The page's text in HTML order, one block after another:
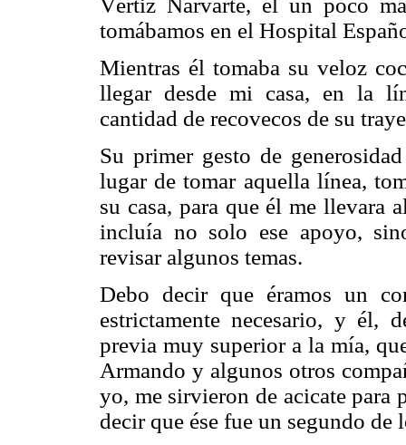
tomábamos en el Hospital
Mientras él tomaba su veloz
llegar desde mi casa, en la
cantidad de recovecos de su
Su primer gesto de
lugar de tomar aquella línea,
su casa, para que él me llevara
incluía no solo ese apoyo,
revisar algunos temas.
Debo decir que éramos un
estrictamente necesario, y él,
previa muy superior a la mía,
Armando y algunos otros
yo, me sirvieron de acicate para
decir que ése fue un segundo